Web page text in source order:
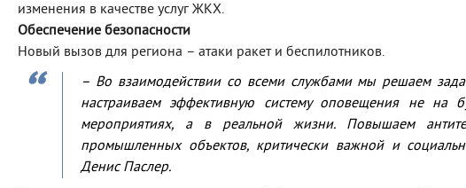
изменения в качестве услуг ЖКХ.
Обеспечение безопасности
Новый вызов для региона – атаки ракет и беспилотников.
– Во взаимодействии со всеми службами мы решаем
настраиваем эффективную систему оповещения не на
мероприятиях, а в реальной жизни. Повышаем
промышленных объектов, критически важной и
Денис Паслер.